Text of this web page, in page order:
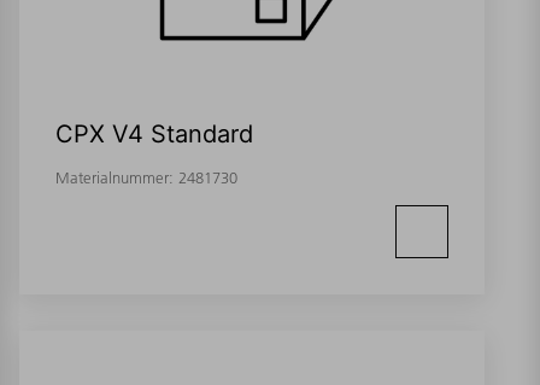
CPX V4 Standard
Materialnummer: 2481730